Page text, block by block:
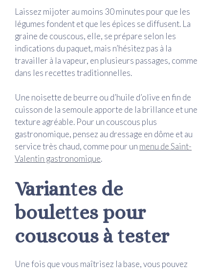
Laissez mijoter au moins 30 minutes pour que les
légumes fondent et que les épices se diffusent. La
graine de couscous, elle, se prépare selon les
indications du paquet, mais n’hésitez pas à la
travailler à la vapeur, en plusieurs passages, comme
dans les recettes traditionnelles.
Une noisette de beurre ou d’huile d’olive en fin de
cuisson de la semoule apporte de la brillance et une
texture agréable. Pour un couscous plus
gastronomique, pensez au dressage en dôme et au
service très chaud, comme pour un menu de Saint-
Valentin gastronomique.
Variantes de
boulettes pour
couscous à tester
Une fois que vous maîtrisez la base, vous pouvez